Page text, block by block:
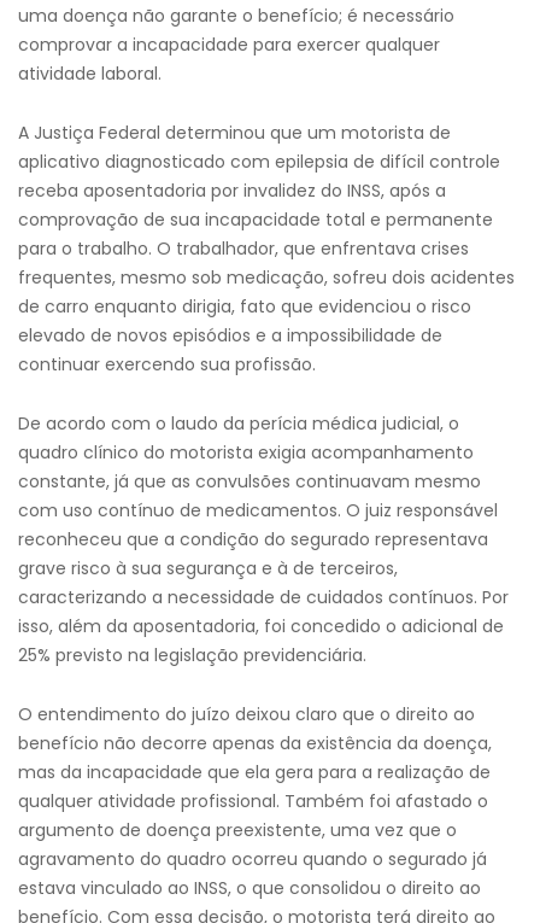
uma doença não garante o benefício; é necessário
comprovar a incapacidade para exercer qualquer
atividade laboral.
A Justiça Federal determinou que um motorista de
aplicativo diagnosticado com epilepsia de difícil controle
receba aposentadoria por invalidez do INSS, após a
comprovação de sua incapacidade total e permanente
para o trabalho. O trabalhador, que enfrentava crises
frequentes, mesmo sob medicação, sofreu dois acidentes
de carro enquanto dirigia, fato que evidenciou o risco
elevado de novos episódios e a impossibilidade de
continuar exercendo sua profissão.
De acordo com o laudo da perícia médica judicial, o
quadro clínico do motorista exigia acompanhamento
constante, já que as convulsões continuavam mesmo
com uso contínuo de medicamentos. O juiz responsável
reconheceu que a condição do segurado representava
grave risco à sua segurança e à de terceiros,
caracterizando a necessidade de cuidados contínuos. Por
isso, além da aposentadoria, foi concedido o adicional de
25% previsto na legislação previdenciária.
O entendimento do juízo deixou claro que o direito ao
benefício não decorre apenas da existência da doença,
mas da incapacidade que ela gera para a realização de
qualquer atividade profissional. Também foi afastado o
argumento de doença preexistente, uma vez que o
agravamento do quadro ocorreu quando o segurado já
estava vinculado ao INSS, o que consolidou o direito ao
benefício. Com essa decisão, o motorista terá direito ao